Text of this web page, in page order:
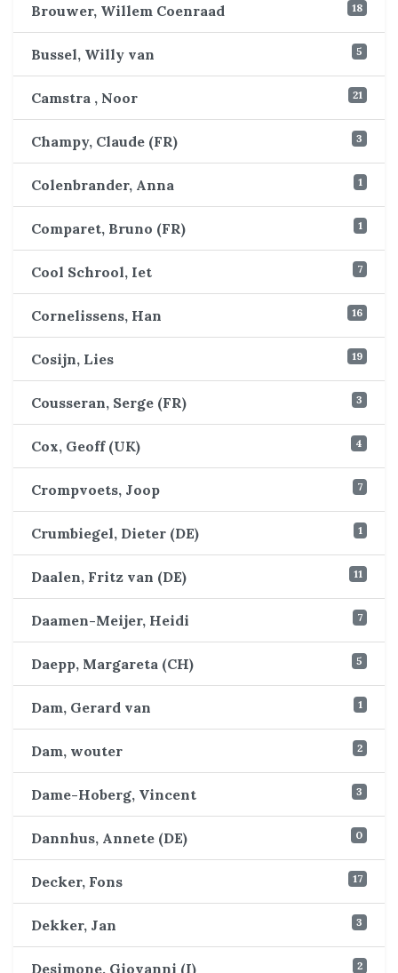
Brouwer, Willem Coenraad 18
Bussel, Willy van 5
Camstra , Noor 21
Champy, Claude (FR) 3
Colenbrander, Anna 1
Comparet, Bruno (FR) 1
Cool Schrool, Iet 7
Cornelissens, Han 16
Cosijn, Lies 19
Cousseran, Serge (FR) 3
Cox, Geoff (UK) 4
Crompvoets, Joop 7
Crumbiegel, Dieter (DE) 1
Daalen, Fritz van (DE) 11
Daamen-Meijer, Heidi 7
Daepp, Margareta (CH) 5
Dam, Gerard van 1
Dam, wouter 2
Dame-Hoberg, Vincent 3
Dannhus, Annete (DE) 0
Decker, Fons 17
Dekker, Jan 3
Desimone, Giovanni (I) 2